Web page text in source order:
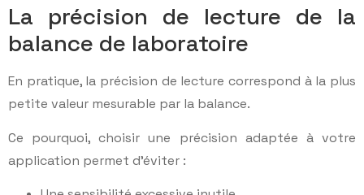
La précision de lecture de la
balance de laboratoire
En pratique, la précision de lecture correspond à la plus
petite valeur mesurable par la balance.
Ce pourquoi, choisir une précision adaptée à votre
application permet d’éviter :